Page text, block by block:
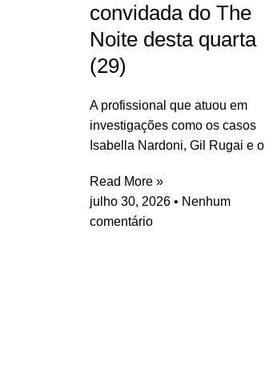
convidada do The
Noite desta quarta
(29)
A profissional que atuou em
investigações como os casos
Isabella Nardoni, Gil Rugai e o
Read More »
julho 30, 2026
Nenhum
comentário